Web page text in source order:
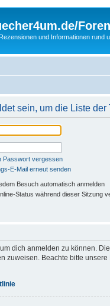
Foren
und Informationen rund
sein, um die Liste
Passwort vergessen
E-Mail erneut senden
Besuch automatisch anmelden
Status während dieser Sitzung
dich anmelden zu können.
zuweisen. Beachte bitte